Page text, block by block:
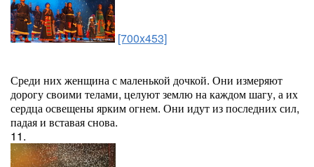
[700x453]
Среди них женщина с маленькой дочкой. Они измеряют
дорогу своими телами, целуют землю на каждом шагу, а их
сердца освещены ярким огнем. Они идут из последних сил,
падая и вставая снова.
11.